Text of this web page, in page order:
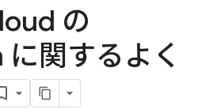
の
関するよく